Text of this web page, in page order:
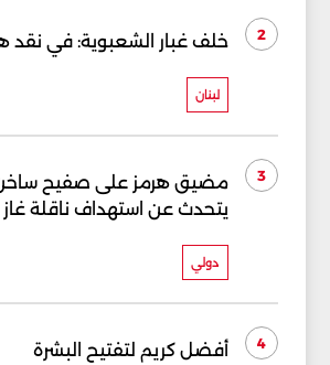
2 خلف غبار الشعبوية: في نقد
لبنان
3
مضيق هرمز على صفيح ساخن..
يتحدث عن استهداف ناقلة غاز
دولي
4 أفضل كريم لتفتيح البشرة